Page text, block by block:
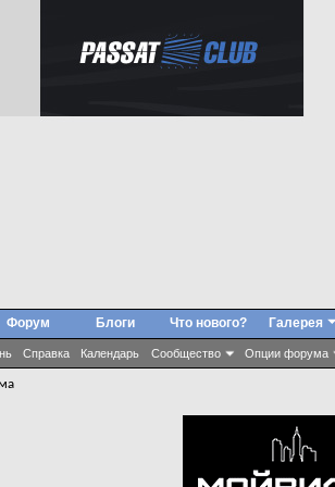
Форум
Справка Календарь Сообщество Опции форума
Блоги Что нового? Галерея